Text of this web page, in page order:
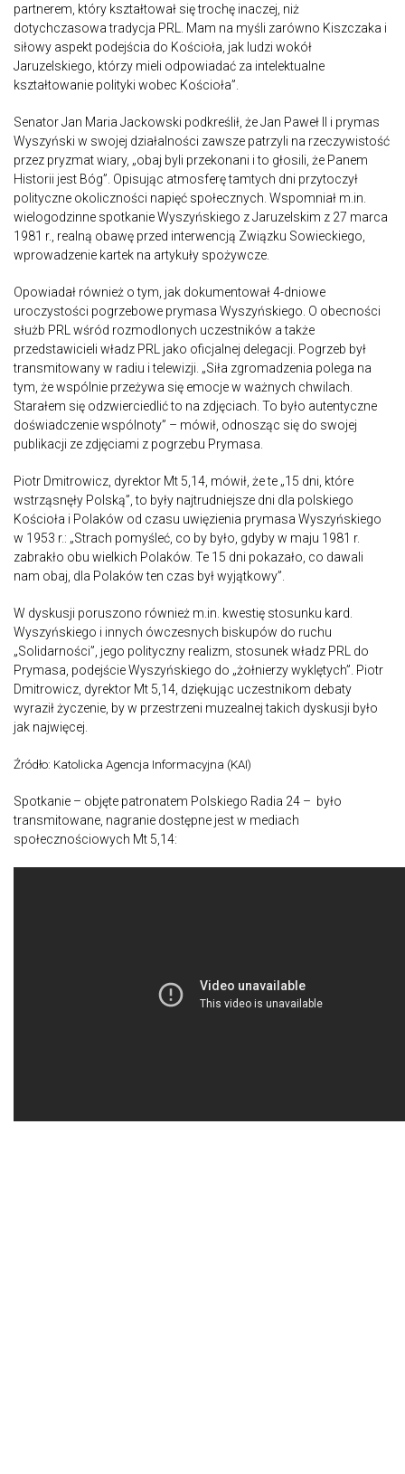
partnerem, który kształtował się trochę inaczej, niż
dotychczasowa tradycja PRL. Mam na myśli zarówno Kiszczaka i
siłowy aspekt podejścia do Kościoła, jak ludzi wokół
Jaruzelskiego, którzy mieli odpowiadać za intelektualne
kształtowanie polityki wobec Kościoła”.
Senator Jan Maria Jackowski podkreślił, że Jan Paweł II i prymas
Wyszyński w swojej działalności zawsze patrzyli na rzeczywistość
przez pryzmat wiary, „obaj byli przekonani i to głosili, że Panem
Historii jest Bóg”. Opisując atmosferę tamtych dni przytoczył
polityczne okoliczności napięć społecznych. Wspomniał m.in.
wielogodzinne spotkanie Wyszyńskiego z Jaruzelskim z 27 marca
1981 r., realną obawę przed interwencją Związku Sowieckiego,
wprowadzenie kartek na artykuły spożywcze.
Opowiadał również o tym, jak dokumentował 4-dniowe
uroczystości pogrzebowe prymasa Wyszyńskiego. O obecności
służb PRL wśród rozmodlonych uczestników a także
przedstawicieli władz PRL jako oficjalnej delegacji. Pogrzeb był
transmitowany w radiu i telewizji. „Siła zgromadzenia polega na
tym, że wspólnie przeżywa się emocje w ważnych chwilach.
Starałem się odzwierciedlić to na zdjęciach. To było autentyczne
doświadczenie wspólnoty” – mówił, odnosząc się do swojej
publikacji ze zdjęciami z pogrzebu Prymasa.
Piotr Dmitrowicz, dyrektor Mt 5,14, mówił, że te „15 dni, które
wstrząsnęły Polską”, to były najtrudniejsze dni dla polskiego
Kościoła i Polaków od czasu uwięzienia prymasa Wyszyńskiego
w 1953 r.: „Strach pomyśleć, co by było, gdyby w maju 1981 r.
zabrakło obu wielkich Polaków. Te 15 dni pokazało, co dawali
nam obaj, dla Polaków ten czas był wyjątkowy”.
W dyskusji poruszono również m.in. kwestię stosunku kard.
Wyszyńskiego i innych ówczesnych biskupów do ruchu
„Solidarności”, jego polityczny realizm, stosunek władz PRL do
Prymasa, podejście Wyszyńskiego do „żołnierzy wyklętych”. Piotr
Dmitrowicz, dyrektor Mt 5,14, dziękując uczestnikom debaty
wyraził życzenie, by w przestrzeni muzealnej takich dyskusji było
jak najwięcej.
Źródło: Katolicka Agencja Informacyjna (KAI)
Spotkanie – objęte patronatem Polskiego Radia 24 – było
transmitowane, nagranie dostępne jest w mediach
społecznościowych Mt 5,14: